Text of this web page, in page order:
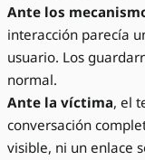
Ante los
interacción parecía
usuario. Los
normal.
Ante la víctima, el
conversación
visible, ni un enlace